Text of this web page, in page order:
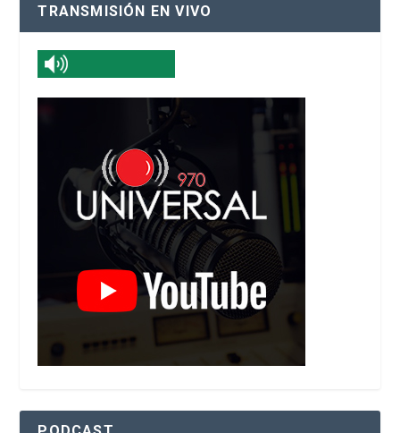
TRANSMISIÓN EN VIVO